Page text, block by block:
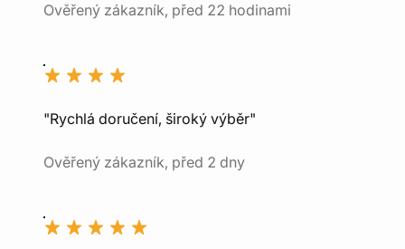
Ověřený zákazník, před 22 hodinami
"Rychlá doručení, široký výběr"
Ověřený zákazník, před 2 dny